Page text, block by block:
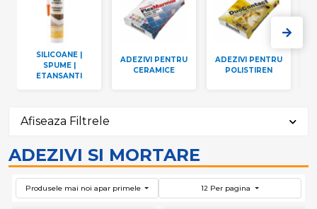
SILICOANE |
SPUME |
ETANSANTI
ADEZIVI PENTRU
CERAMICE
ADEZIVI PENTRU
POLISTIREN
Afiseaza Filtrele
ADEZIVI SI MORTARE
Produsele mai noi apar primele 12 Per pagina